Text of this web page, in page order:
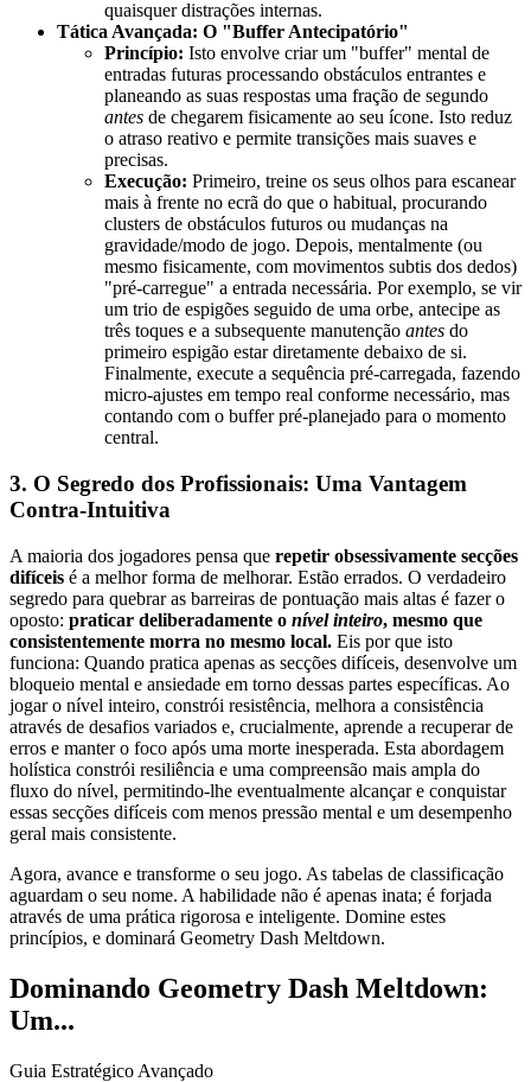
quaisquer distrações internas.
Tática Avançada: O "Buffer Antecipatório"
Princípio: Isto envolve criar um "buffer" mental de
entradas futuras processando obstáculos entrantes e
planeando as suas respostas uma fração de segundo
antes de chegarem fisicamente ao seu ícone. Isto reduz
o atraso reativo e permite transições mais suaves e
precisas.
Execução: Primeiro, treine os seus olhos para escanear
mais à frente no ecrã do que o habitual, procurando
clusters de obstáculos futuros ou mudanças na
gravidade/modo de jogo. Depois, mentalmente (ou
mesmo fisicamente, com movimentos subtis dos dedos)
"pré-carregue" a entrada necessária. Por exemplo, se vir
um trio de espigões seguido de uma orbe, antecipe as
três toques e a subsequente manutenção antes do
primeiro espigão estar diretamente debaixo de si.
Finalmente, execute a sequência pré-carregada, fazendo
micro-ajustes em tempo real conforme necessário, mas
contando com o buffer pré-planejado para o momento
central.
3. O Segredo dos Profissionais: Uma Vantagem
Contra-Intuitiva
A maioria dos jogadores pensa que repetir obsessivamente secções
difíceis é a melhor forma de melhorar. Estão errados. O verdadeiro
segredo para quebrar as barreiras de pontuação mais altas é fazer o
oposto: praticar deliberadamente o nível inteiro, mesmo que
consistentemente morra no mesmo local. Eis por que isto
funciona: Quando pratica apenas as secções difíceis, desenvolve um
bloqueio mental e ansiedade em torno dessas partes específicas. Ao
jogar o nível inteiro, constrói resistência, melhora a consistência
através de desafios variados e, crucialmente, aprende a recuperar de
erros e manter o foco após uma morte inesperada. Esta abordagem
holística constrói resiliência e uma compreensão mais ampla do
fluxo do nível, permitindo-lhe eventualmente alcançar e conquistar
essas secções difíceis com menos pressão mental e um desempenho
geral mais consistente.
Agora, avance e transforme o seu jogo. As tabelas de classificação
aguardam o seu nome. A habilidade não é apenas inata; é forjada
através de uma prática rigorosa e inteligente. Domine estes
princípios, e dominará Geometry Dash Meltdown.
Dominando Geometry Dash Meltdown:
Um...
Guia Estratégico Avançado